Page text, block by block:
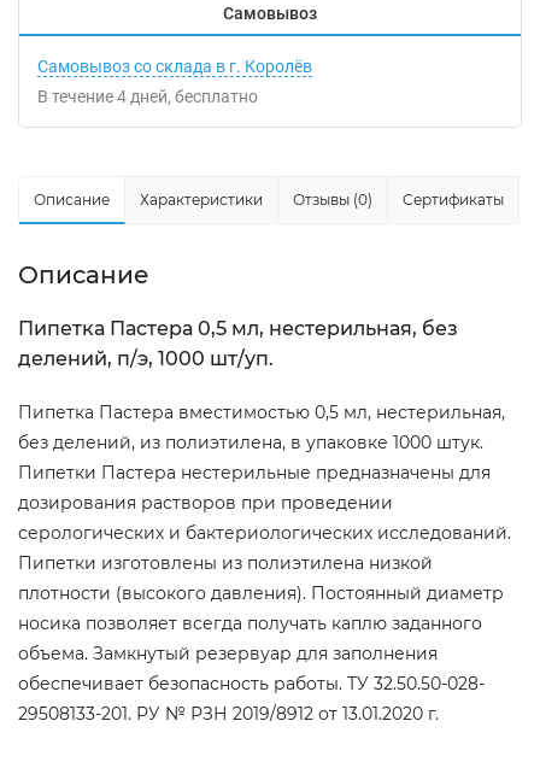
Самовывоз
Самовывоз со склада в г. Королёв
В течение4 дней Бесплатно
Описание Характеристики Отзывы (0) Сертификаты
Описание
Пипетка Пастера 0,5 мл, нестерильная, без
делений, п/э, 1000 шт/уп.
Пипетка Пастера вместимостью 0,5 мл, нестерильная,
без делений, из полиэтилена, в упаковке 1000 штук.
Пипетки Пастера нестерильные предназначены для
дозирования растворов при проведении
серологических и бактериологических исследований.
Пипетки изготовлены из полиэтилена низкой
плотности (высокого давления). Постоянный диаметр
носика позволяет всегда получать каплю заданного
объема. Замкнутый резервуар для заполнения
обеспечивает безопасность работы. ТУ 32.50.50-028-
29508133-201. РУ № РЗН 2019/8912 от 13.01.2020 г.